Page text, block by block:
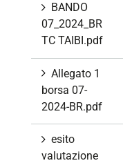
BANDO
07_2024_BR
TC TAIBI.pdf
Allegato 1
borsa 07-
2024-BR.pdf
esito
valutazione